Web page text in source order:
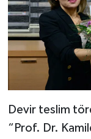
Devir teslim
“Prof. Dr.